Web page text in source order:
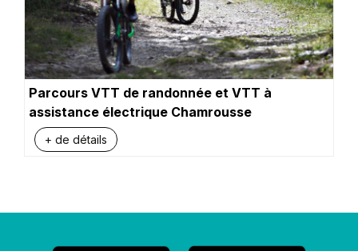
Parcours VTT de randonnée et VTT à
assistance électrique Chamrousse
+ de détails